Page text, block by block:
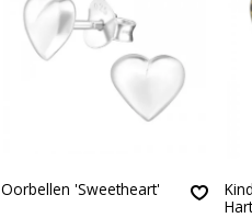
Oorbellen 'Sweetheart'